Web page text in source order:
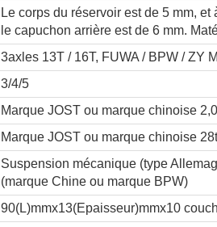
Le corps du réservoir est de 5 mm, et
le capuchon arrière est de 6 mm.
3axles 13T / 16T, FUWA / BPW / ZY
3/4/5
Marque JOST ou marque chinoise
Marque JOST ou marque chinoise
Suspension mécanique (type
(marque Chine ou marque BPW)
90(L)mmx13(Epaisseur)mmx10